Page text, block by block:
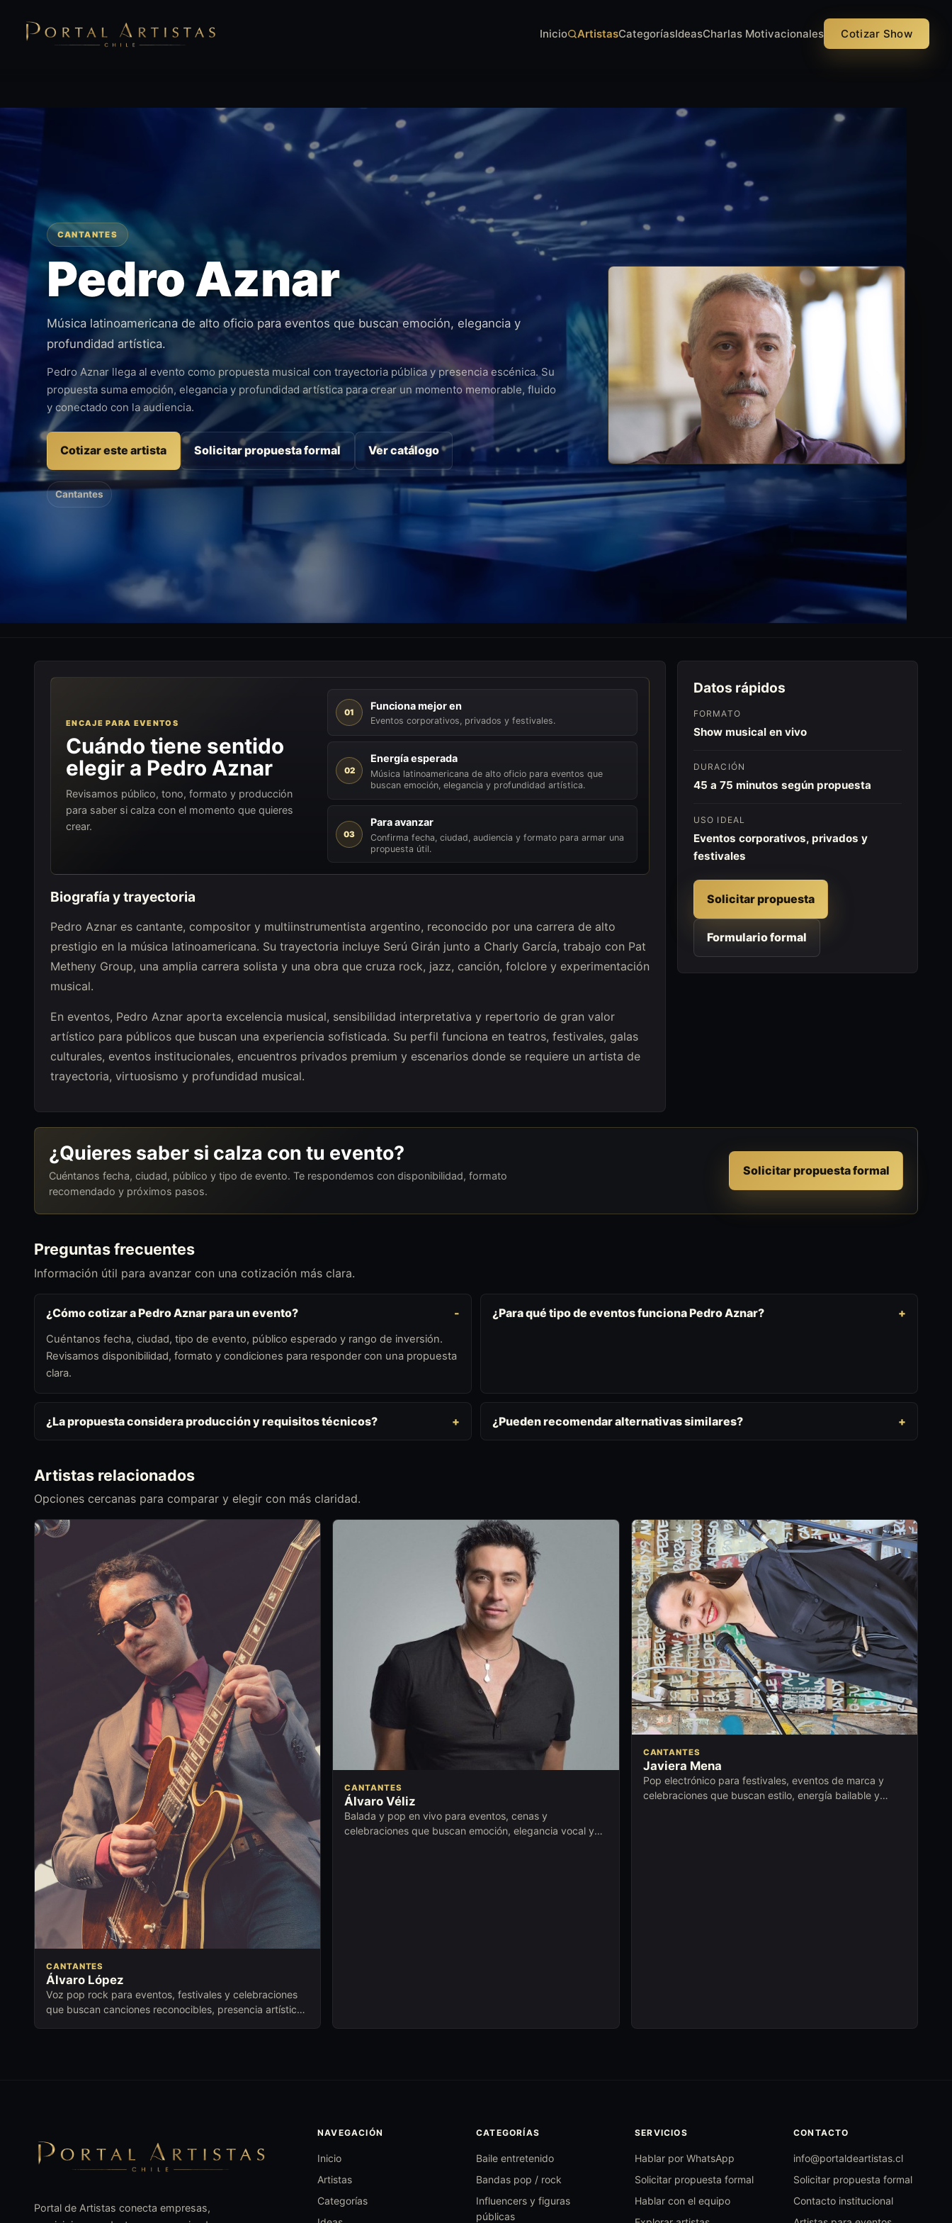
Inicio ArtistasCategoríasIdeasCharlas Motivacionales Cotizar Show
CANTANTES
Pedro Aznar
Música latinoamericana de alto oficio para eventos que buscan emoción, elegancia y
profundidad artística.
Pedro Aznar llega al evento como propuesta musical con trayectoria pública y presencia escénica. Su
propuesta suma emoción, elegancia y profundidad artística para crear un momento memorable, fluido
y conectado con la audiencia.
Cotizar este artista Solicitar propuesta formal Ver catálogo
Cantantes
ENCAJE PARA EVENTOS
Cuándo tiene sentido
elegir a Pedro Aznar
Revisamos público, tono, formato y producción
para saber si calza con el momento que quieres
crear.
01
Funciona mejor en
Eventos corporativos, privados y festivales.
02
Energía esperada
Música latinoamericana de alto oficio para eventos que
buscan emoción, elegancia y profundidad artística.
03
Para avanzar
Confirma fecha, ciudad, audiencia y formato para armar una
propuesta útil.
Biografía y trayectoria
Pedro Aznar es cantante, compositor y multiinstrumentista argentino, reconocido por una carrera de alto
prestigio en la música latinoamericana. Su trayectoria incluye Serú Girán junto a Charly García, trabajo con Pat
Metheny Group, una amplia carrera solista y una obra que cruza rock, jazz, canción, folclore y experimentación
musical.
En eventos, Pedro Aznar aporta excelencia musical, sensibilidad interpretativa y repertorio de gran valor
artístico para públicos que buscan una experiencia sofisticada. Su perfil funciona en teatros, festivales, galas
culturales, eventos institucionales, encuentros privados premium y escenarios donde se requiere un artista de
trayectoria, virtuosismo y profundidad musical.
Datos rápidos
FORMATO
Show musical en vivo
DURACIÓN
45 a 75 minutos según propuesta
USO IDEAL
Eventos corporativos, privados y
festivales
Solicitar propuesta
Formulario formal
¿Quieres saber si calza con tu evento?
Cuéntanos fecha, ciudad, público y tipo de evento. Te respondemos con disponibilidad, formato
recomendado y próximos pasos.
Solicitar propuesta formal
Preguntas frecuentes
Información útil para avanzar con una cotización más clara.
¿Cómo cotizar a Pedro Aznar para un evento?
Cuéntanos fecha, ciudad, tipo de evento, público esperado y rango de inversión.
Revisamos disponibilidad, formato y condiciones para responder con una propuesta
clara.
¿Para qué tipo de eventos funciona Pedro Aznar?
¿La propuesta considera producción y requisitos técnicos? ¿Pueden recomendar alternativas similares?
Artistas relacionados
Opciones cercanas para comparar y elegir con más claridad.
CANTANTES
Álvaro López
Voz pop rock para eventos, festivales y celebraciones
que buscan canciones reconocibles, presencia artística
CANTANTES
Álvaro Véliz
Balada y pop en vivo para eventos, cenas y
celebraciones que buscan emoción, elegancia vocal y
CANTANTES
Javiera Mena
Pop electrónico para festivales, eventos de marca y
celebraciones que buscan estilo, energía bailable y
Portal de Artistas conecta empresas,
NAVEGACIÓN
Inicio
Artistas
Categorías
CATEGORÍAS
Baile entretenido
Bandas pop / rock
Influencers y figuras
públicas
SERVICIOS
Hablar por WhatsApp
Solicitar propuesta formal
Hablar con el equipo
CONTACTO
info@portaldeartistas.cl
Solicitar propuesta formal
Contacto institucional